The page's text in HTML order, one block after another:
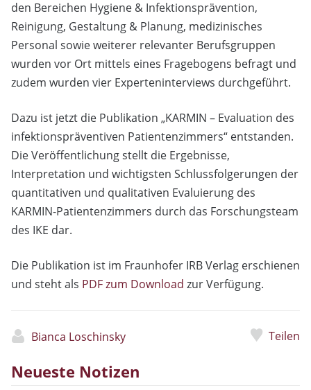
den Bereichen Hygiene & Infektionsprävention,
Reinigung, Gestaltung & Planung, medizinisches
Personal sowie weiterer relevanter Berufsgruppen
wurden vor Ort mittels eines Fragebogens befragt und
zudem wurden vier Experteninterviews durchgeführt.
Dazu ist jetzt die Publikation „KARMIN – Evaluation des
infektionspräventiven Patientenzimmers“ entstanden.
Die Veröffentlichung stellt die Ergebnisse,
Interpretation und wichtigsten Schlussfolgerungen der
quantitativen und qualitativen Evaluierung des
KARMIN-Patientenzimmers durch das Forschungsteam
des IKE dar.
Die Publikation ist im Fraunhofer IRB Verlag erschienen
und steht als PDF zum Download zur Verfügung.
Bianca Loschinsky Teilen
Neueste Notizen